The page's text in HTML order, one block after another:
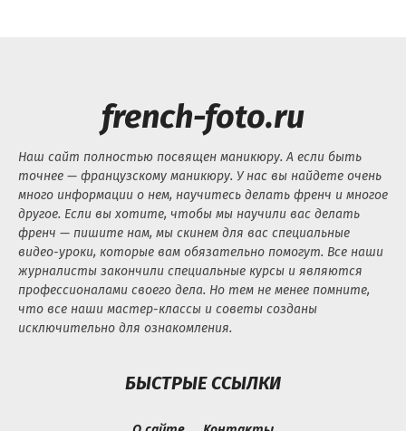
french-foto.ru
Наш сайт полностью посвящен маникюру. А если быть
точнее — французскому маникюру. У нас вы найдете очень
много информации о нем, научитесь делать френч и многое
другое. Если вы хотите, чтобы мы научили вас делать
френч — пишите нам, мы скинем для вас специальные
видео-уроки, которые вам обязательно помогут. Все наши
журналисты закончили специальные курсы и являются
профессионалами своего дела. Но тем не менее помните,
что все наши мастер-классы и советы созданы
исключительно для ознакомления.
БЫСТРЫЕ ССЫЛКИ